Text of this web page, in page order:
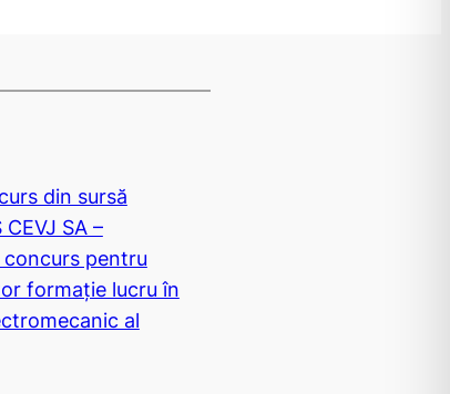
din sursă
SA –
concurs pentru
formație lucru în
al